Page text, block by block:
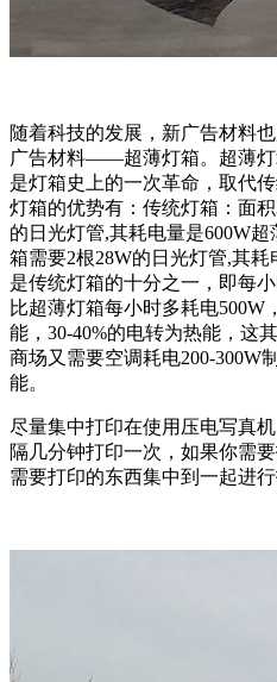
随着科技的发展，新广告材料
广告材料——超薄灯箱。超薄灯
是灯箱史上的一次革命，取代
灯箱的优势有：传统灯箱：面
的日光灯管,其耗电量是600W
箱需要2根28W的日光灯管,其
是传统灯箱的十分之一，即每
比超薄灯箱每小时多耗电500W
能，30-40%的电转为热能，这
商场又需要空调耗电200-300W
能。
尽量集中打印在使用压电写真
隔几分钟打印一次，如果你需
需要打印的东西集中到一起进